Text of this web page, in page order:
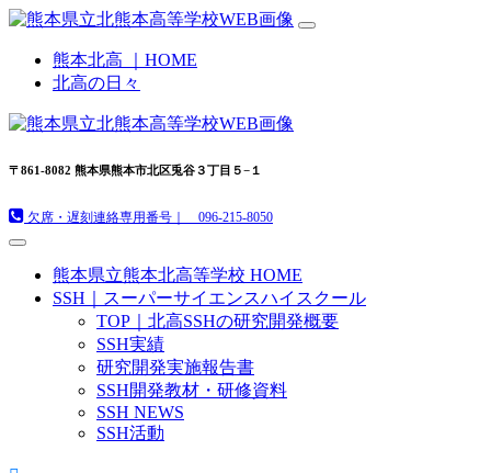
熊本北高 ｜HOME
北高の日々
〒861-8082 熊本県熊本市北区兎谷３丁目５−１
欠席・遅刻連絡専用番号｜ 096-215-8050
熊本県立熊本北高等学校 HOME
SSH｜スーパーサイエンスハイスクール
TOP｜北高SSHの研究開発概要
SSH実績
研究開発実施報告書
SSH開発教材・研修資料
SSH NEWS
SSH活動